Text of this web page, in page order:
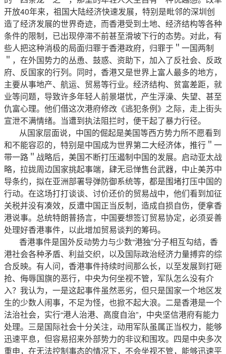
开放40年来，祖国大陆经济快速发展，特别是毗邻的深圳创
造了经济发展的世界奇迹，而香港受到土地、经济结构等各种
条件的限制，已出现停滞不前甚至滑坡下行的态势。对此，有
些人把这种消极的局面归罪于香港政府，归罪于＂一国两制
＂，在外国势力的丛恿、鼓惑、资助下，加入了反社会、反政
府、反国家的行列。同时，香港又是世界上富人最多的地方，
主要从事地产、航运、贸易等行业。经济结构、贫富差距，就
业等问题，导致许多年轻人前景堪忧，产生浮澡、失望、甚至
仇富心理。他们借这次港府修改《逃犯条例》之际，走上街头
宣泄不满情绪。当遭到执法阻拦时，便干起了暴力行径。
从国家层面说，中国的倔起是美国等西方势力所不愿看到
和不能容忍的，特别是中国成为世界第二大经济体，推行＂一
带一路＂战略后，美国不断打压遏制中国的发展。启动亚太战
略，拉拢周边国家挑起事端，肆无忌惮售台武器，中止美苏中
导条约，拟在亚洲部署导弹防御系统等，都是围堵打压中国的
行动。在这场打打谈谈、讨价还价的贸易战中，他们看到加征
关税并没有凑效，反遭中国正当反制，造成自损自伤，便拿香
港说事。总统特朗普扬言，中国要想签订贸易协定，必须妥善
处理好香港事件，以此增加贸易谈判的筹码。
香港事件是国外反动势力与少数“港独”分子相互勾结，香
港社会各种矛盾、利益交织，以及国际政治经济力量搏弈的综
合反映。有人问，香港事件持续时间那么长，以至发展到打砸
抢、侮辱国旗的恶行，中央为何坐视不管，军队怎么没有介
入？我认为，一是这起事件虽然恶劣，但只是国家一个地区发
生的少数人闹事，不足为怪，也掀不起大浪。二是香港是一个
法治社会，实行“港人治港、高度自治”，中央坚信港府有能力
处理。三是国际社会十分关注，动用军队虽属正当权力，能够
迅速平息，但容易招来外部势力的非议和围攻。四是中央多次
重申，在无法控制事态的情况下，不会坐视不管，能够迅速平